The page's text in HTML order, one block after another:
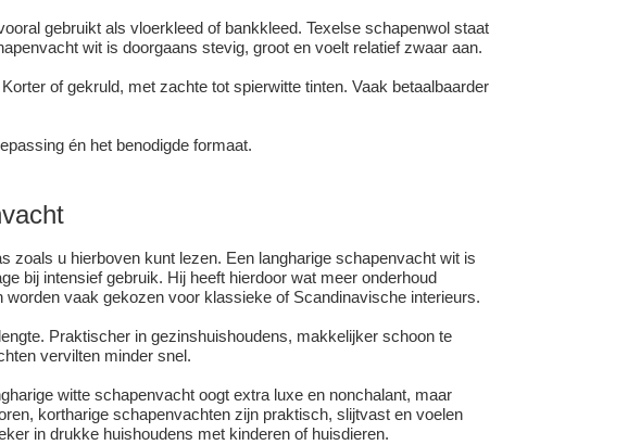
gebruikt als vloerkleed of bankkleed. Texelse schapenwol staat
wit is doorgaans stevig, groot en voelt relatief zwaar aan.
of gekruld, met zachte tot spierwitte tinten. Vaak betaalbaarder
én het benodigde formaat.
zoals u hierboven kunt lezen. Een langharige schapenvacht wit is
bij intensief gebruik. Hij heeft hierdoor wat meer onderhoud
vaak gekozen voor klassieke of Scandinavische interieurs.
Praktischer in gezinshuishoudens, makkelijker schoon te
vervilten minder snel.
witte schapenvacht oogt extra luxe en nonchalant, maar
kortharige schapenvachten zijn praktisch, slijtvast en voelen
in drukke huishoudens met kinderen of huisdieren.